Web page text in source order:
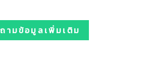
ามข้อมูลเพิ่มเติม